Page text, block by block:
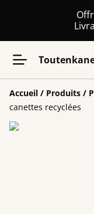
Accueil / Produits /
canettes recyclées